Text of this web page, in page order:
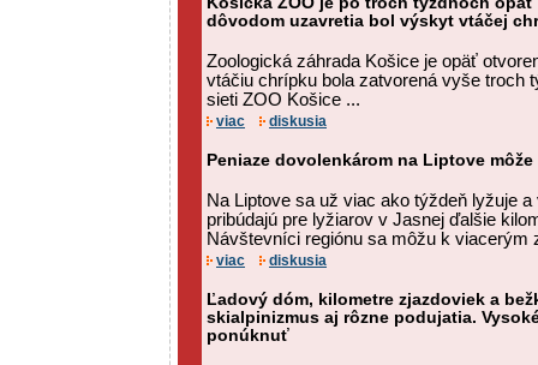
dôvodom uzavretia bol výskyt vtáčej
Zoologická záhrada Košice je opäť
vtáčiu chrípku bola zatvorená vyše troch
sieti ZOO Košice ...
viac diskusia
Peniaze dovolenkárom na Liptove
Na Liptove sa už viac ako týždeň lyžuje
pribúdajú pre lyžiarov v Jasnej ďalšie
Návštevníci regiónu sa môžu k viacerým
viac diskusia
Ľadový dóm, kilometre zjazdoviek a
skialpinizmus aj rôzne podujatia.
ponúknuť